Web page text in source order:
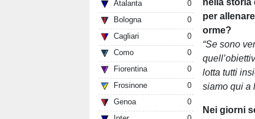
Atalanta
0
Bologna
0
Cagliari
0
Como
0
Fiorentina
0
Frosinone
0
Genoa
0
nella storia
per
orme?
“Se sono
lotta tutti
siamo qui a
Nei giorni